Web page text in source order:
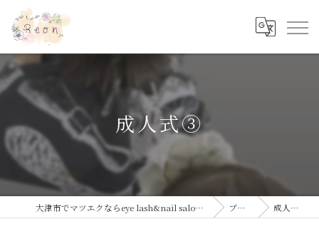
成人式③
大津市でマツエクならeye lash&nail salon Reon ブログ 成人式③